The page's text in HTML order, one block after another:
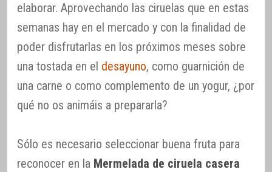
elaborar. Aprovechando las ciruelas que en estas
semanas hay en el mercado y con la finalidad de
poder disfrutarlas en los próximos meses sobre
una tostada en el desayuno, como guarnición de
una carne o como complemento de un yogur, ¿por
qué no os animáis a prepararla?
Sólo es necesario seleccionar buena fruta para
reconocer en la Mermelada de ciruela casera